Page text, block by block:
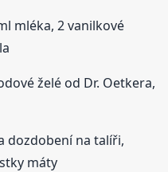
mléka, 2 vanilkové
želé od Dr. Oetkera,
dozdobení na talíři,
máty